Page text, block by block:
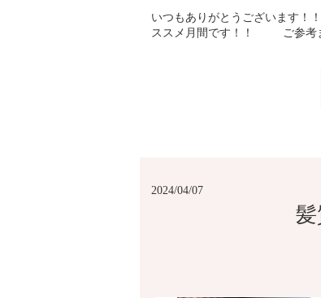
いつもありがとうございます！
ススメ月間です！！ ご参考
2024/04/07